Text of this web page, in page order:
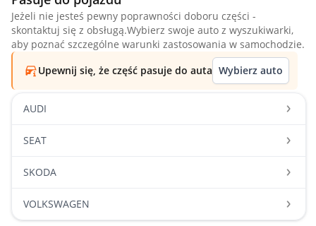
Jeżeli nie jesteś pewny poprawności doboru części -
skontaktuj się z obsługą.Wybierz swoje auto z wyszukiwarki,
aby poznać szczególne warunki zastosowania w samochodzie.
Upewnij się, że część pasuje do auta Wybierz auto
AUDI
SEAT
SKODA
VOLKSWAGEN